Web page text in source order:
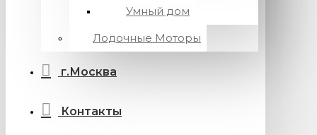
Умный дом
Лодочные Моторы
г.Москва
Контакты